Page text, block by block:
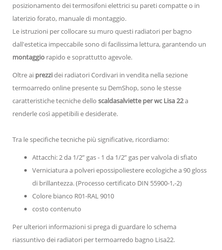
posizionamento dei termosifoni elettrici su pareti compatte o in
laterizio forato, manuale di montaggio.
Le istruzioni per collocare su muro questi radiatori per bagno
dall'estetica impeccabile sono di facilissima lettura, garantendo un
montaggio rapido e soprattutto agevole.
Oltre ai prezzidei radiatori Cordivari in vendita nella sezione
termoarredo online presente su DemShop, sono le stesse
caratteristiche tecniche dello scaldasalviette per wc Lisa 22a
renderle così appetibili e desiderate.
Tra le specifiche tecniche più significative, ricordiamo:
Attacchi: 2 da 1/2” gas - 1 da 1/2” gas per valvola di sfiato
Verniciatura a polveri epossipoliestere ecologiche a 90 gloss
di brillantezza. (Processo certificato DIN 55900-1,-2)
Colore bianco R01-RAL 9010
costo contenuto
Per ulteriori informazioni si prega di guardare lo schema
riassuntivo dei radiatori per termoarredo bagno Lisa22.